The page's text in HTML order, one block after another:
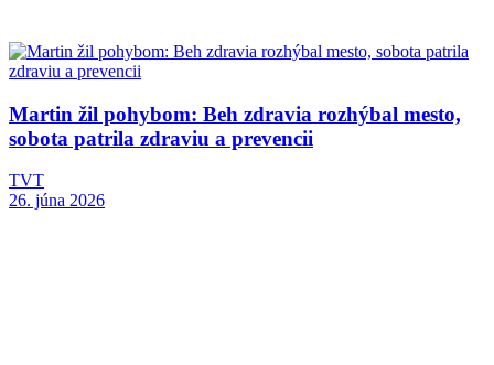
Martin žil pohybom: Beh zdravia rozhýbal mesto,
sobota patrila zdraviu a prevencii
TVT
26. júna 2026